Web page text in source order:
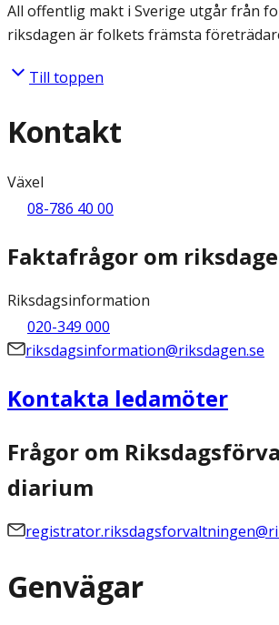
All offentlig makt i Sverige utgår från
riksdagen är folkets främsta
Till toppen
Kontakt
Växel
08-786 40 00
Faktafrågor om
Riksdagsinformation
020-349 000
riksdagsinformation@riksdagen.se
Kontakta ledamöter
Frågor om
diarium
Genvägar